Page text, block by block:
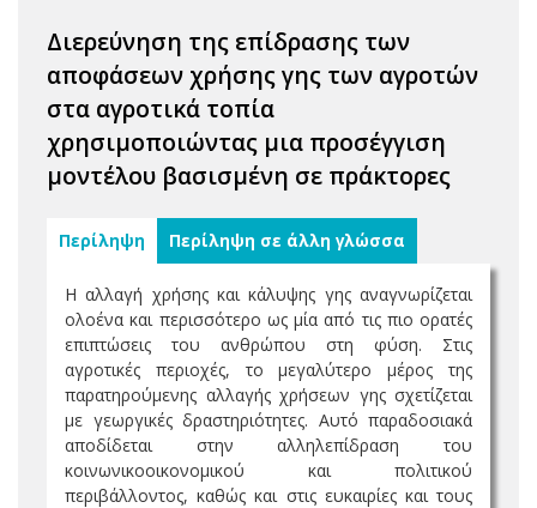
Διερεύνηση της επίδρασης των
αποφάσεων χρήσης γης των αγροτών
στα αγροτικά τοπία
χρησιμοποιώντας μια προσέγγιση
μοντέλου βασισμένη σε πράκτορες
Περίληψη Περίληψη σε άλλη γλώσσα
Η αλλαγή χρήσης και κάλυψης γης αναγνωρίζεται
ολοένα και περισσότερο ως μία από τις πιο ορατές
επιπτώσεις του ανθρώπου στη φύση. Στις
αγροτικές περιοχές, το μεγαλύτερο μέρος της
παρατηρούμενης αλλαγής χρήσεων γης σχετίζεται
με γεωργικές δραστηριότητες. Αυτό παραδοσιακά
αποδίδεται στην αλληλεπίδραση του
κοινωνικοοικονομικού και πολιτικού
περιβάλλοντος, καθώς και στις ευκαιρίες και τους